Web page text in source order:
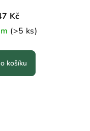
Kč
(>5 ks)
košíku